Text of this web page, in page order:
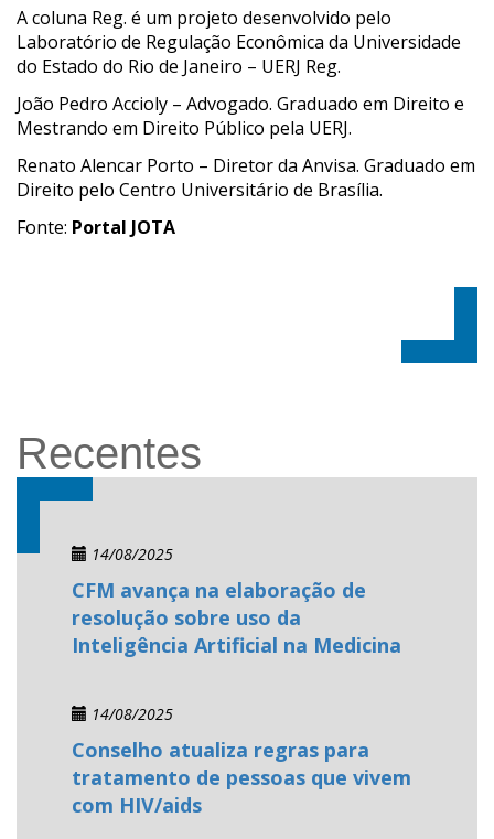
A coluna Reg. é um projeto desenvolvido pelo
Laboratório de Regulação Econômica da Universidade
do Estado do Rio de Janeiro – UERJ Reg.
João Pedro Accioly – Advogado. Graduado em Direito e
Mestrando em Direito Público pela UERJ.
Renato Alencar Porto – Diretor da Anvisa. Graduado em
Direito pelo Centro Universitário de Brasília.
Fonte: Portal JOTA
Recentes
14/08/2025
CFM avança na elaboração de
resolução sobre uso da
Inteligência Artificial na Medicina
14/08/2025
Conselho atualiza regras para
tratamento de pessoas que vivem
com HIV/aids